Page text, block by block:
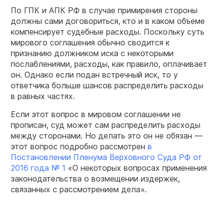
По ГПК и АПК РФ в случае примирения стороны
должны сами договориться, кто и в каком объеме
компенсирует судебные расходы. Поскольку суть
мирового соглашения обычно сводится к
признанию должником иска с некоторыми
послаблениями, расходы, как правило, оплачивает
он. Однако если подан встречный иск, то у
ответчика больше шансов распределить расходы
в равных частях.
Если этот вопрос в мировом соглашении не
прописан, суд может сам распределить расходы
между сторонами. Но делать это он не обязан —
этот вопрос подробно рассмотрен в
Постановлении Пленума Верховного Суда РФ от
2016 года № 1 «О некоторых вопросах применения
законодательства о возмещении издержек,
связанных с рассмотрением дела».